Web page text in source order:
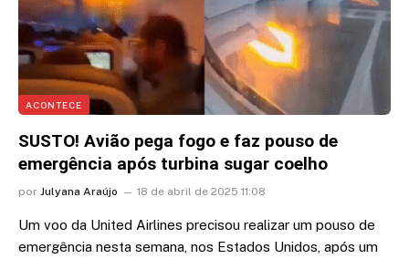
ACONTECE
SUSTO! Avião pega fogo e faz pouso de
emergência após turbina sugar coelho
por Julyana Araújo 18 de abril de 2025 11:08
Um voo da United Airlines precisou realizar um pouso de
emergência nesta semana, nos Estados Unidos, após um